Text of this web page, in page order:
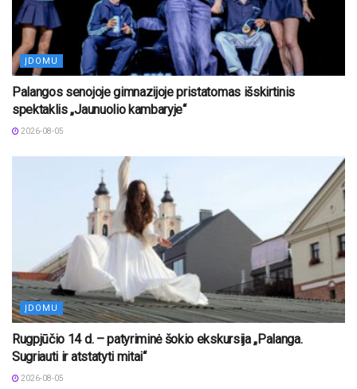
ĮDOMU
Palangos senojoje gimnazijoje pristatomas išskirtinis
spektaklis „Jaunuolio kambaryje“
2026-08-05
ĮDOMU
Rugpjūčio 14 d. – patyriminė šokio ekskursija „Palanga.
Sugriauti ir atstatyti mitai“
2026-08-05